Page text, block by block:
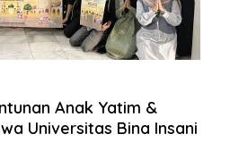
Anak Yatim &
Universitas Bina Insani